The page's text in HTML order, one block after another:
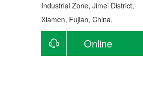
Industrial Zone, Jimei District,
Xiamen, Fujian, China.
Online